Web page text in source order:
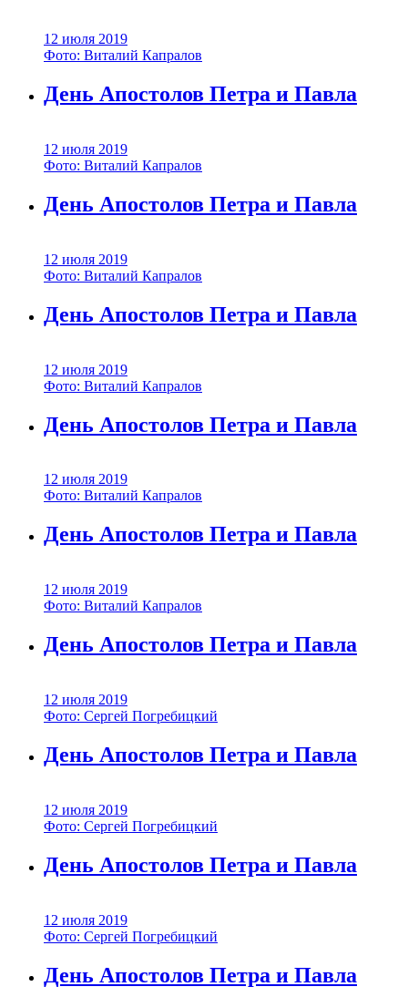
12 июля 2019
Фото: Виталий Капралов
День Апостолов Петра и Павла
12 июля 2019
Фото: Виталий Капралов
День Апостолов Петра и Павла
12 июля 2019
Фото: Виталий Капралов
День Апостолов Петра и Павла
12 июля 2019
Фото: Виталий Капралов
День Апостолов Петра и Павла
12 июля 2019
Фото: Виталий Капралов
День Апостолов Петра и Павла
12 июля 2019
Фото: Виталий Капралов
День Апостолов Петра и Павла
12 июля 2019
Фото: Сергей Погребицкий
День Апостолов Петра и Павла
12 июля 2019
Фото: Сергей Погребицкий
День Апостолов Петра и Павла
12 июля 2019
Фото: Сергей Погребицкий
День Апостолов Петра и Павла